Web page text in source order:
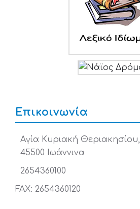
Επικοινωνία
Αγία Κυριακή Θεριακησίου,
45500 Ιωάννινα
2654360100
FAX: 2654360120